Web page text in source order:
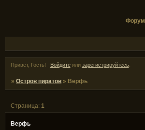
Форум
Привет, Гость! Войдитеили зарегистрируйтесь.
»Остров пиратов » Верфь
Верфь
Страница:1